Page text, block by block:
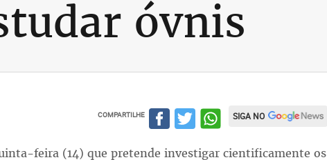
óvnis
COMPARTILHE SIGA NO
feira (14) que pretende investigar cientificamente os